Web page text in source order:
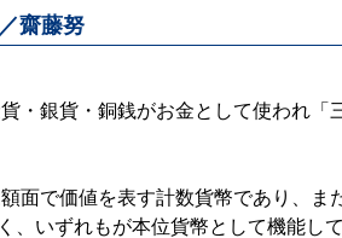
齋藤努
・銀貨・銅銭がお金として使われ「
面で価値を表す計数貨幣であり、ま
いずれもが本位貨幣として機能して